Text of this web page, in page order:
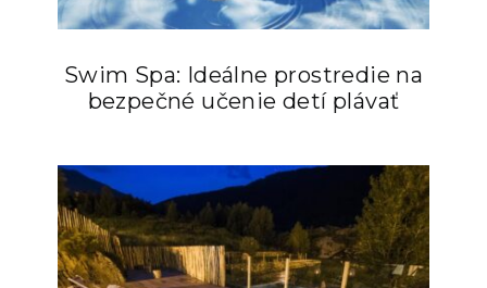
Swim Spa: Ideálne prostredie na
bezpečné učenie detí plávať